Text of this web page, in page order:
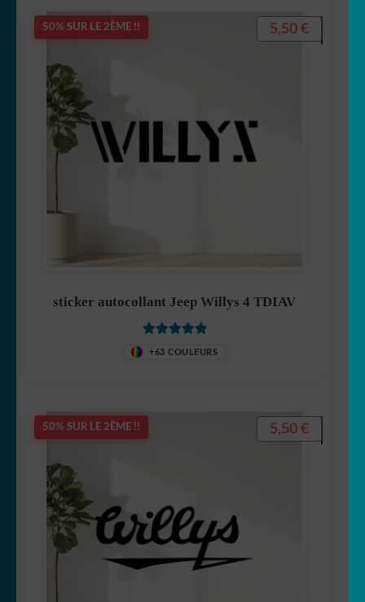
50% SUR LE 2ÈME !!
sticker autocollant Jeep Willys 4 TDIAV
+63 COULEURS
5,50 €
50% SUR LE 2ÈME !! 5,50 €